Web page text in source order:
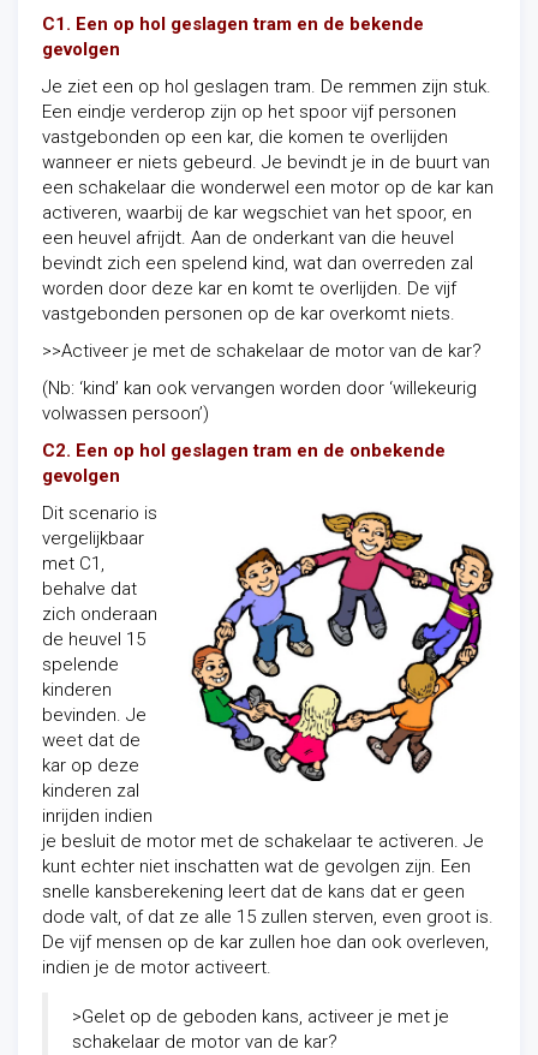
C1. Een op hol geslagen tram en de bekende
gevolgen
Je ziet een op hol geslagen tram. De remmen zijn stuk.
Een eindje verderop zijn op het spoor vijf personen
vastgebonden op een kar, die komen te overlijden
wanneer er niets gebeurd. Je bevindt je in de buurt van
een schakelaar die wonderwel een motor op de kar kan
activeren, waarbij de kar wegschiet van het spoor, en
een heuvel afrijdt. Aan de onderkant van die heuvel
bevindt zich een spelend kind, wat dan overreden zal
worden door deze kar en komt te overlijden. De vijf
vastgebonden personen op de kar overkomt niets.
>>Activeer je met de schakelaar de motor van de kar?
(Nb: ‘kind’ kan ook vervangen worden door ‘willekeurig
volwassen persoon’)
C2. Een op hol geslagen tram en de onbekende
gevolgen
Dit scenario is
vergelijkbaar
met C1,
behalve dat
zich onderaan
de heuvel 15
spelende
kinderen
bevinden. Je
weet dat de
kar op deze
kinderen zal
inrijden indien
je besluit de motor met de schakelaar te activeren. Je
kunt echter niet inschatten wat de gevolgen zijn. Een
snelle kansberekening leert dat de kans dat er geen
dode valt, of dat ze alle 15 zullen sterven, even groot is.
De vijf mensen op de kar zullen hoe dan ook overleven,
indien je de motor activeert.
>Gelet op de geboden kans, activeer je met je
schakelaar de motor van de kar?